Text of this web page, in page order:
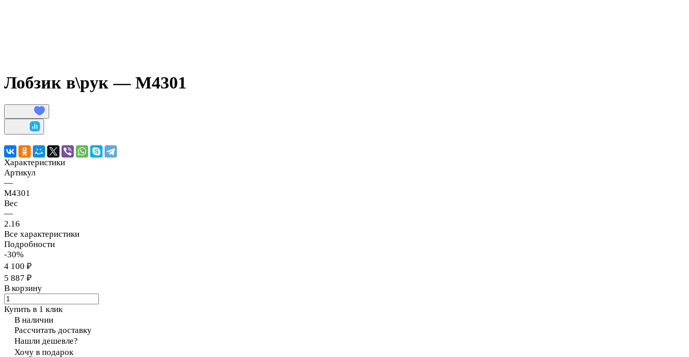
Лобзик в\рук — M4301
Характеристики
Артикул
—
M4301
Вес
—
2.16
Все характеристики
Подробности
-30%
4 100 ₽
5 887 ₽
В корзину
Купить в 1 клик
В наличии
Рассчитать доставку
Нашли дешевле?
Хочу в подарок